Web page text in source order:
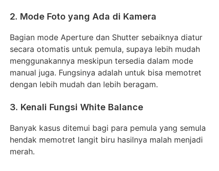
2. Mode Foto yang Ada di Kamera
Bagian mode Aperture dan Shutter sebaiknya diatur
secara otomatis untuk pemula, supaya lebih mudah
menggunakannya meskipun tersedia dalam mode
manual juga. Fungsinya adalah untuk bisa memotret
dengan lebih mudah dan lebih beragam.
3. Kenali Fungsi White Balance
Banyak kasus ditemui bagi para pemula yang semula
hendak memotret langit biru hasilnya malah menjadi
merah.